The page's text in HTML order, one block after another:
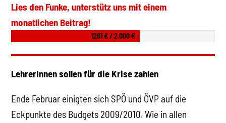
Lies den Funke, unterstütz uns mit einem
monatlichen Beitrag!
1261 € / 2.000 €
LehrerInnen sollen für die Krise zahlen
Ende Februar einigten sich SPÖ und ÖVP auf die
Eckpunkte des Budgets 2009/2010. Wie in allen